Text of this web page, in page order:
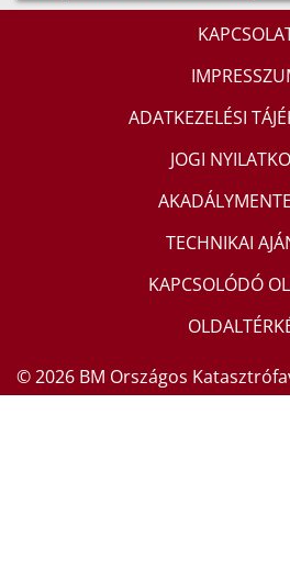
ADATKEZELÉSI
JOGI
TECHNIKAI
KAPCSOLÓDÓ
© 2026 BM Országos